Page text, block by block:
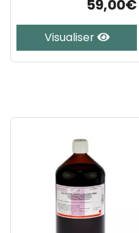
59,00€
Visualiser